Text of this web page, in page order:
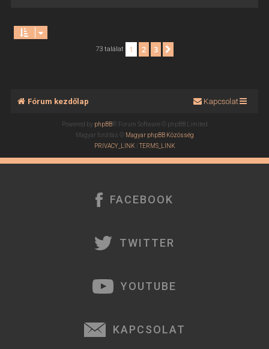
73 találat 1 2 3
Fórum kezdőlap Kapcsolat
Powered by phpBB® Forum Software © phpBB Limited
Magyar fordítás ©
Magyar phpBB Közösség
PRIVACY_LINK| TERMS_LINK
FACEBOOK
TWITTER
YOUTUBE
KAPCSOLAT